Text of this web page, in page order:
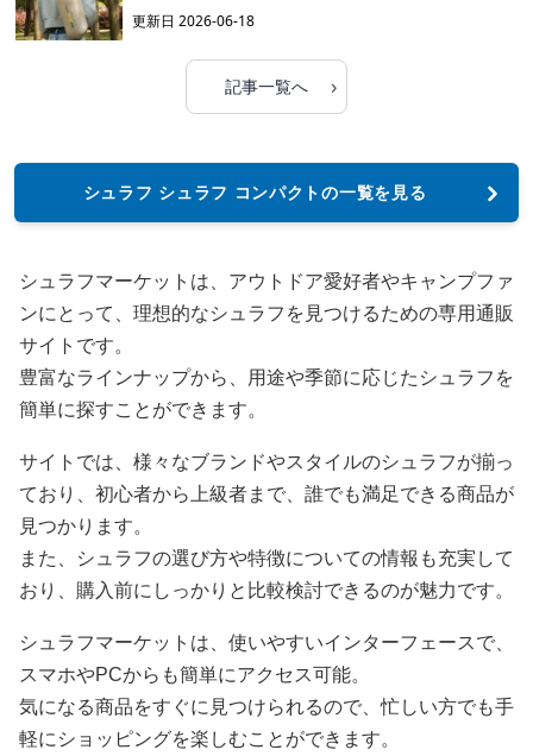
更新日2026-06-18
記事一覧へ ›
シュラフ シュラフ コンパクトの一覧を見る
シュラフマーケットは、アウトドア愛好者やキャンプファ
ンにとって、理想的なシュラフを見つけるための専用通販
サイトです。
豊富なラインナップから、用途や季節に応じたシュラフを
簡単に探すことができます。
サイトでは、様々なブランドやスタイルのシュラフが揃っ
ており、初心者から上級者まで、誰でも満足できる商品が
見つかります。
また、シュラフの選び方や特徴についての情報も充実して
おり、購入前にしっかりと比較検討できるのが魅力です。
シュラフマーケットは、使いやすいインターフェースで、
スマホやPCからも簡単にアクセス可能。
気になる商品をすぐに見つけられるので、忙しい方でも手
軽にショッピングを楽しむことができます。